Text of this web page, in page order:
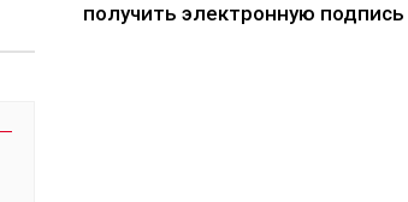
получить электронную подпись